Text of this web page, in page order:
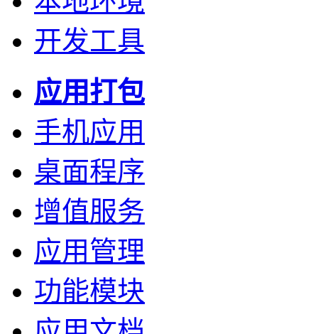
开发工具
应用打包
手机应用
桌面程序
增值服务
应用管理
功能模块